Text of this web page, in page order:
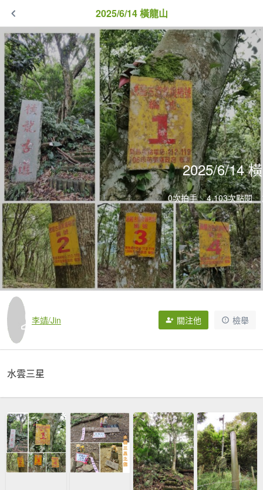
2025/6/14 橫龍山
2025/6/14
0次拍手 4,103次點閱
李靖/Jin 關注他 檢舉
水雲三星